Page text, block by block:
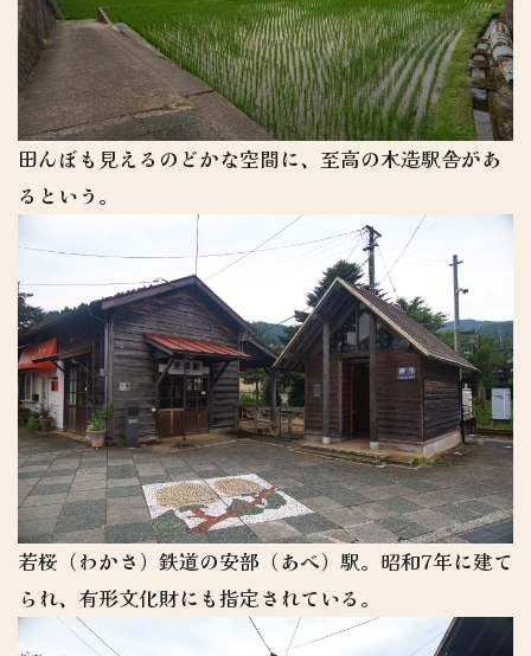
田んぼも見えるのどかな空間に、至高の木造駅舎があ
るという。
若桜（わかさ）鉄道の安部（あべ）駅。昭和7年に建て
られ、有形文化財にも指定されている。